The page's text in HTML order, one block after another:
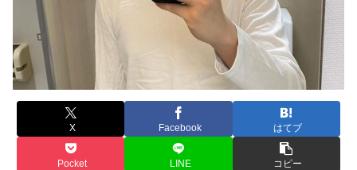
X Facebook はてブ
Pocket LINE コピー